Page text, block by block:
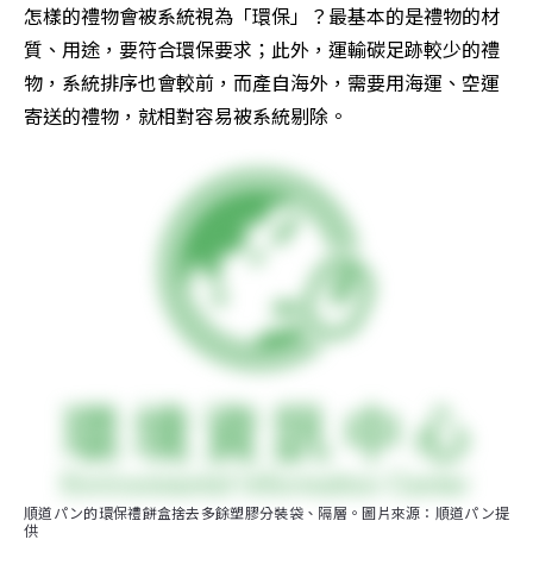
怎樣的禮物會被系統視為「環保」？最基本的是禮物的材
質、用途，要符合環保要求；此外，運輸碳足跡較少的禮
物，系統排序也會較前，而產自海外，需要用海運、空運
寄送的禮物，就相對容易被系統剔除。
順道パン的環保禮餅盒捨去多餘塑膠分裝袋、隔層。圖片來源：順道パン提
供